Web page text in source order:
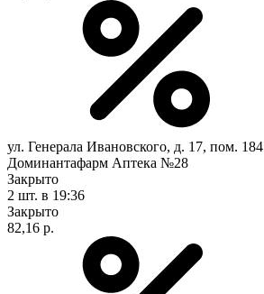
ул. Генерала Ивановского, д. 17, пом. 184
Доминантафарм Аптека №28
Закрыто
2 шт. в 19:36
Закрыто
82,16 р.